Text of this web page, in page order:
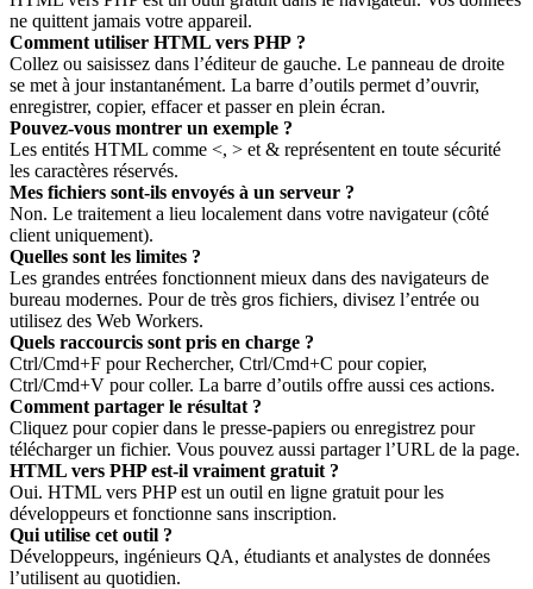
ne quittent jamais votre appareil.
Comment utiliser HTML vers PHP ?
Collez ou saisissez dans l’éditeur de gauche. Le panneau de droite
se met à jour instantanément. La barre d’outils permet d’ouvrir,
enregistrer, copier, effacer et passer en plein écran.
Pouvez‑vous montrer un exemple ?
Les entités HTML comme <, > et & représentent en toute sécurité
les caractères réservés.
Mes fichiers sont‑ils envoyés à un serveur ?
Non. Le traitement a lieu localement dans votre navigateur (côté
client uniquement).
Quelles sont les limites ?
Les grandes entrées fonctionnent mieux dans des navigateurs de
bureau modernes. Pour de très gros fichiers, divisez l’entrée ou
utilisez des Web Workers.
Quels raccourcis sont pris en charge ?
Ctrl/Cmd+F pour Rechercher, Ctrl/Cmd+C pour copier,
Ctrl/Cmd+V pour coller. La barre d’outils offre aussi ces actions.
Comment partager le résultat ?
Cliquez pour copier dans le presse‑papiers ou enregistrez pour
télécharger un fichier. Vous pouvez aussi partager l’URL de la page.
HTML vers PHP est‑il vraiment gratuit ?
Oui. HTML vers PHP est un outil en ligne gratuit pour les
développeurs et fonctionne sans inscription.
Qui utilise cet outil ?
Développeurs, ingénieurs QA, étudiants et analystes de données
l’utilisent au quotidien.